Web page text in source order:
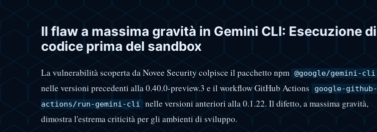
Il flaw a massima gravità in Gemini CLI: Esecuzione di
codice prima del sandbox
La vulnerabilità scoperta da Novee Security colpisce il pacchetto npm @google/gemini-cli
nelle versioni precedenti alla 0.40.0-preview.3 e il workflow GitHub Actions google-github-
actions/run-gemini-cli nelle versioni anteriori alla 0.1.22. Il difetto, a massima gravità,
dimostra l'estrema criticità per gli ambienti di sviluppo.